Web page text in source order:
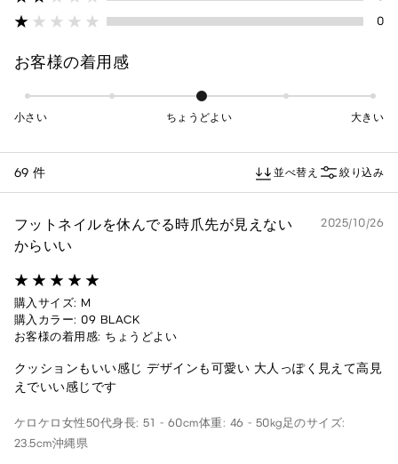
0
お客様の着用感
小さい ちょうどよい 大きい
69 件 並べ替え 絞り込み
フットネイルを休んでる時爪先が見えない
からいい
2025/10/26
購入サイズ: M
購入カラー: 09 BLACK
お客様の着用感: ちょうどよい
クッションもいい感じ デザインも可愛い 大人っぽく見えて高見
えでいい感じです
ケロケロ 女性50代身長: 51 - 60cm体重: 46 - 50kg足のサイズ:
23.5cm沖縄県